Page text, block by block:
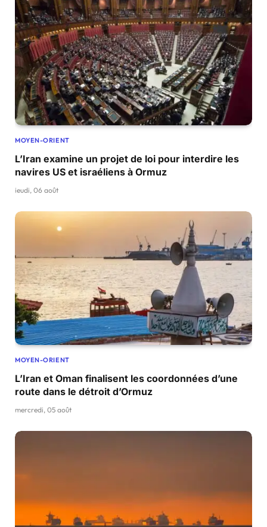
MOYEN-ORIENT
L’Iran examine un projet de loi pour interdire les
navires US et israéliens à Ormuz
jeudi, 06 août
MOYEN-ORIENT
L’Iran et Oman finalisent les coordonnées d’une
route dans le détroit d’Ormuz
mercredi, 05 août